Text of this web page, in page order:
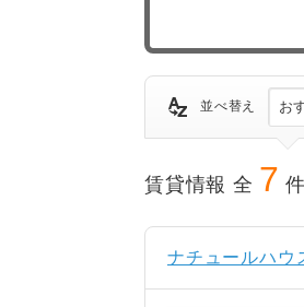
並べ替え
賃貸情報 全 7 件
ナチュールハウ